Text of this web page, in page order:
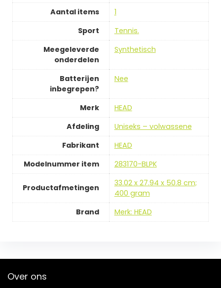
Aantal items
‎1
Sport
‎Tennis.
Meegeleverde
onderdelen
‎Synthetisch
Batterijen
inbegrepen?
‎Nee
Merk
‎HEAD
Afdeling
‎Uniseks – volwassene
Fabrikant
‎HEAD
Modelnummer item
‎283170-BLPK
Productafmetingen
‎33.02 x 27.94 x 50.8 cm;
400 gram
Brand
Merk: HEAD
Over ons